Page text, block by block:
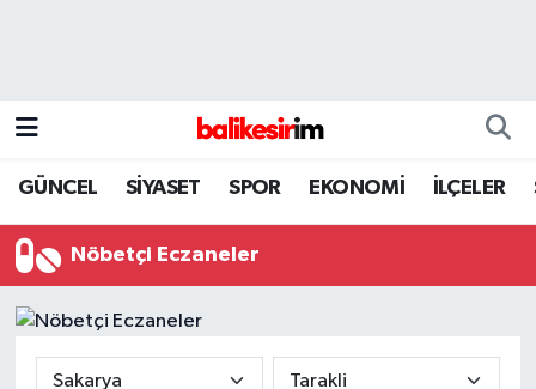
GÜNCEL SİYASET SPOR EKONOMİ İLÇELER
Nöbetçi Eczaneler